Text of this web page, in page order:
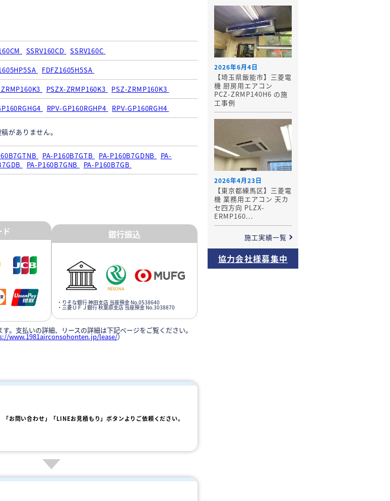
SSRV160CD
SSRV160C
FDFZ1605H5SA
PSZX-ZRMP160K3
PSZ-ZRMP160K3
RPV-GP160RGHP4
RPV-GP160RGH4
がありません。
PA-P160B7GTB PA-P160B7GDNB
PA-
PA-P160B7GNB PA-P160B7GB
銀行振込
・りそな銀行 神田支店 当座預金 No.0538640
・三菱ＵＦＪ銀行 秋葉原支店 当座預金 No.3038870
。支払いの詳細、リースの詳細は下記ページをご覧ください。
www.1981airconsohonten.jp/lease/）
「お問い合わせ」「LINEお見積もり」ボタンよりご依頼ください。
2026年6月4日
【埼玉県飯能市】三菱電
機 厨房用エアコン
PCZ-ZRMP140H6 の施
工事例
2026年4月23日
【東京都練馬区】三菱電
機 業務用エアコン 天カ
セ四方向 PLZX-
ERMP160...
施工実績一覧
協力会社様募集中